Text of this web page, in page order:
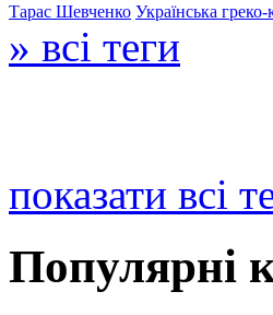
Тарас Шевченко Українська
» всі теги
показати всі
Популярні